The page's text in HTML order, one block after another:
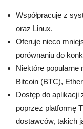
Współpracuje z
oraz Linux.
Oferuje nieco
porównaniu do
Niektóre popularne
Bitcoin (BTC),
Dostęp do aplikacji
poprzez platformę
dostawców, takich